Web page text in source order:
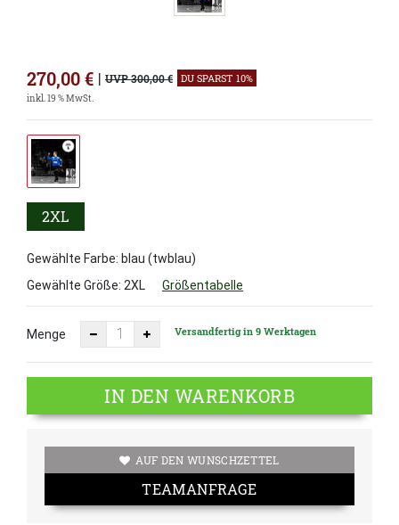
270,00€ | UVP 300,00 € DU SPARST 10%
inkl. 19 % MwSt.
2XL
Gewählte Farbe: blau (twblau)
Gewählte Größe: 2XL Größentabelle
Menge Versandfertig in 9 Werktagen
IN DEN WARENKORB
AUF DEN WUNSCHZETTEL
TEAMANFRAGE